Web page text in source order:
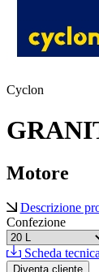
Cyclon
Motore
Descrizione
Confezione
Scheda tecnica
Diventa cliente